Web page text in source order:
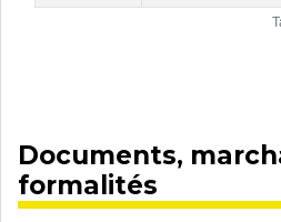
Documents,
formalités